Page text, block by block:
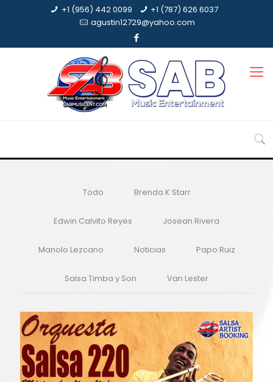
+1 (956) 442 0099
+1 (787) 626 6037
agustin12729@yahoo.com
Todo Brenda K Starr
Edwin Calvito Reyes Josean Rivera
Manolo Lezcano Noticias Papo Ruiz
Salsa Timba y Son Van Lester